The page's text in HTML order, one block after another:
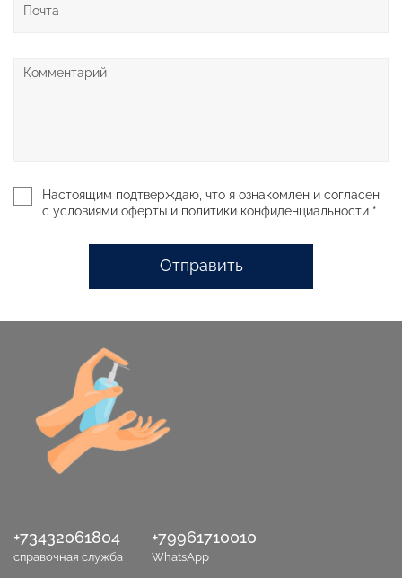
Настоящим подтверждаю, что я ознакомлен и согласен
с условиями оферты и политики конфиденциальности *
Отправить
+73432061804
справочная служба
+79961710010
WhatsApp